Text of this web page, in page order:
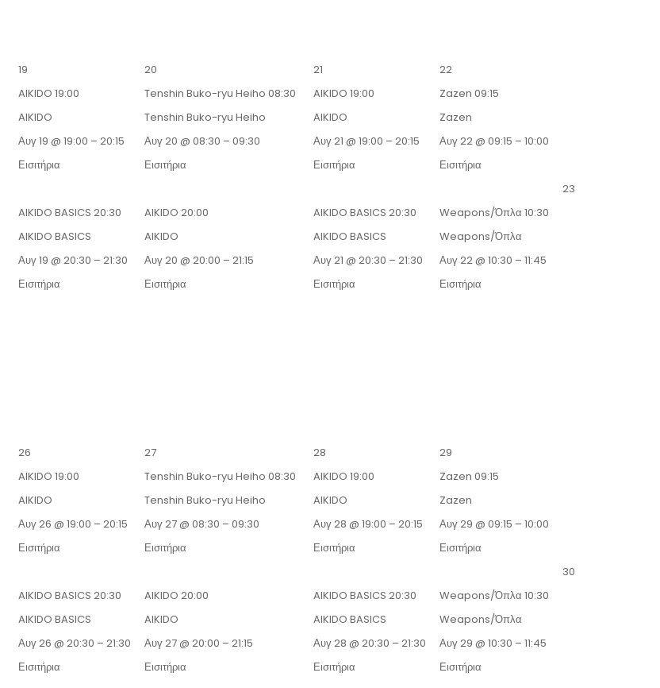
19
AIKIDO 19:00
AIKIDO
Αυγ 19 @ 19:00 – 20:15
Εισιτήρια
AIKIDO BASICS 20:30
AIKIDO BASICS
Αυγ 19 @ 20:30 – 21:30
Εισιτήρια
20
Tenshin Buko-ryu Heiho 08:30
Tenshin Buko-ryu Heiho
Αυγ 20 @ 08:30 – 09:30
Εισιτήρια
AIKIDO 20:00
AIKIDO
Αυγ 20 @ 20:00 – 21:15
Εισιτήρια
21
AIKIDO 19:00
AIKIDO
Αυγ 21 @ 19:00 – 20:15
Εισιτήρια
AIKIDO BASICS 20:30
AIKIDO BASICS
Αυγ 21 @ 20:30 – 21:30
Εισιτήρια
22
Zazen 09:15
Zazen
Αυγ 22 @ 09:15 – 10:00
Εισιτήρια
Weapons/Όπλα 10:30
Weapons/Όπλα
Αυγ 22 @ 10:30 – 11:45
Εισιτήρια
23
26
AIKIDO 19:00
AIKIDO
Αυγ 26 @ 19:00 – 20:15
Εισιτήρια
AIKIDO BASICS 20:30
AIKIDO BASICS
Αυγ 26 @ 20:30 – 21:30
Εισιτήρια
27
Tenshin Buko-ryu Heiho 08:30
Tenshin Buko-ryu Heiho
Αυγ 27 @ 08:30 – 09:30
Εισιτήρια
AIKIDO 20:00
AIKIDO
Αυγ 27 @ 20:00 – 21:15
Εισιτήρια
28
AIKIDO 19:00
AIKIDO
Αυγ 28 @ 19:00 – 20:15
Εισιτήρια
AIKIDO BASICS 20:30
AIKIDO BASICS
Αυγ 28 @ 20:30 – 21:30
Εισιτήρια
29
Zazen 09:15
Zazen
Αυγ 29 @ 09:15 – 10:00
Εισιτήρια
Weapons/Όπλα 10:30
Weapons/Όπλα
Αυγ 29 @ 10:30 – 11:45
Εισιτήρια
30